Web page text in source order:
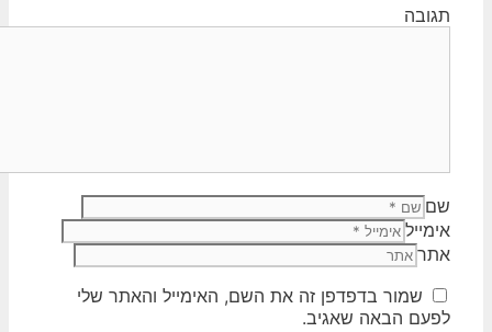
תגובה
שם
אימייל
אתר
שמור בדפדפן זה את השם, האימייל והאתר שלי
לפעם הבאה שאגיב.